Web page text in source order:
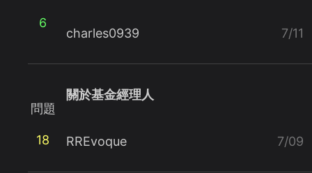
6
charles0939 7/11
問題
18
關於基金經理人
RREvoque 7/09